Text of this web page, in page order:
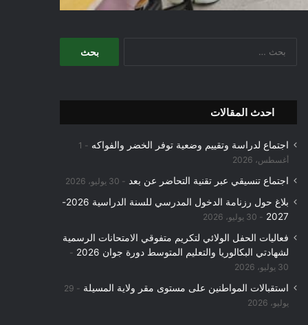
احدث المقالات
اجتماع لدراسة وتقييم وضعية توفر الخضر والفواكه
1
أغسطس، 2026
اجتماع تنسيقي عبر تقنية التحاضر عن بعد 30 يوليو، 2026
بلاغ حول رزنامة الدخول المدرسي للسنة الدراسية 2026-
2027
30 يوليو، 2026
فعاليات الحفل الولائي لتكريم متفوقي الامتحانات الرسمية
لشهادتي البكالوريا والتعليم المتوسط دورة جوان 2026
30 يوليو، 2026
استقبالات المواطنين على مستوى مقر ولاية المسيلة
29
يوليو، 2026